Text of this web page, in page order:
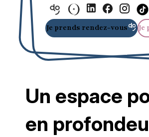
Je prends rendez-vous Je
Un espace
en